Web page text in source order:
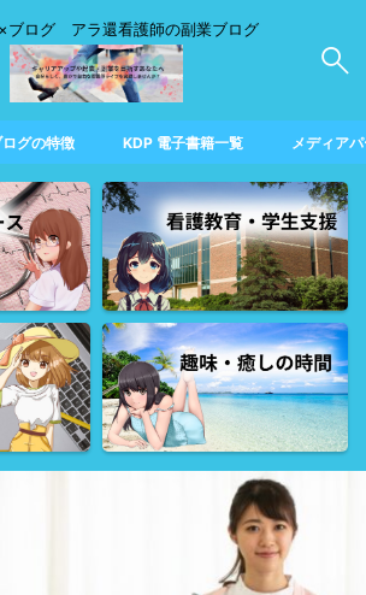
ブログ アラ還看護師の副業ブログ
ログの特徴 KDP 電子書籍一覧 メディア